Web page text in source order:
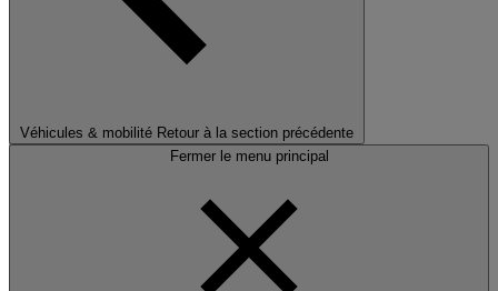
Véhicules & mobilité Retour à la section précédente
Fermer le menu principal